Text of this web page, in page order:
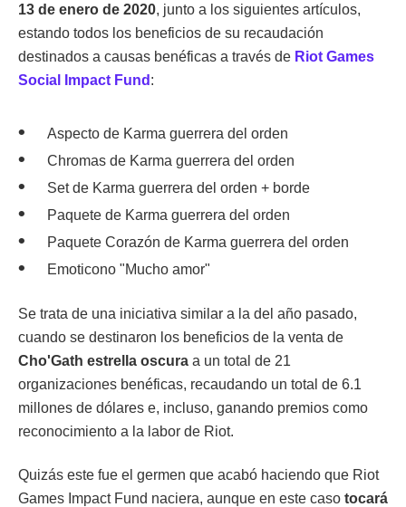
13 de enero de 2020, junto a los siguientes artículos,
estando todos los beneficios de su recaudación
destinados a causas benéficas a través de Riot Games
Social Impact Fund :
Aspecto de Karma guerrera del orden
Chromas de Karma guerrera del orden
Set de Karma guerrera del orden + borde
Paquete de Karma guerrera del orden
Paquete Corazón de Karma guerrera del orden
Emoticono "Mucho amor"
Se trata de una iniciativa similar a la del año pasado,
cuando se destinaron los beneficios de la venta de
Cho'Gath estrella oscura a un total de 21
organizaciones benéficas, recaudando un total de 6.1
millones de dólares e, incluso, ganando premios como
reconocimiento a la labor de Riot.
Quizás este fue el germen que acabó haciendo que Riot
Games Impact Fund naciera, aunque en este caso tocará